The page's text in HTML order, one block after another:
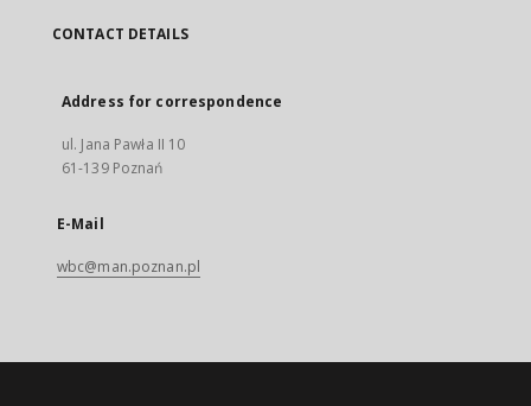
CONTACT DETAILS
Address for correspondence
ul. Jana Pawła II 10
61-139 Poznań
E-Mail
wbc@man.poznan.pl